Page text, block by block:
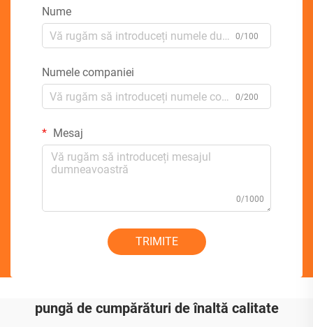
Nume
0/100
Numele companiei
0/200
Mesaj
0/1000
TRIMITE
pungă de cumpărături de înaltă calitate